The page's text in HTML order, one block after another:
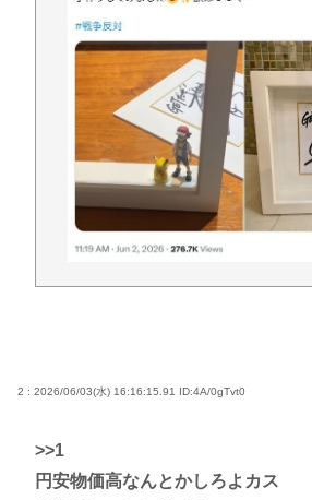
2 : 2026/06/03(水) 16:16:15.91 ID:4A/0gTvt0
>>1
円安物価高なんとかしろよカス